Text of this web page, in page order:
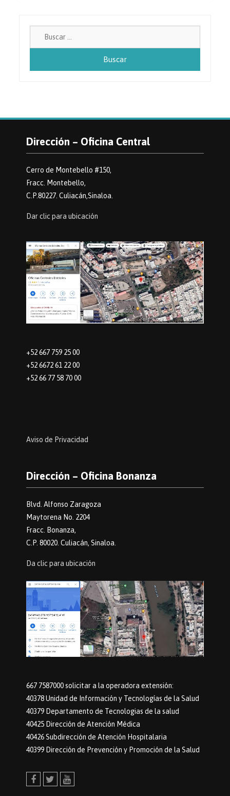
Dirección – Oficina Central
Cerro de Montebello #150,
Fracc. Montebello,
C.P.80227. Culiacán,Sinaloa.
Dar clic para ubicación
+52 667 759 25 00
+52 6672 61 22 00
+52 66 77 58 70 00
Aviso de Privacidad
Dirección – Oficina Bonanza
Blvd. Alfonso Zaragoza
Maytorena No. 2204
Fracc. Bonanza,
C.P. 80020. Culiacán, Sinaloa.
Da clic para ubicación
667 7587000 solicitar a la operadora extensión:
40378 Unidad de Información y Tecnologías de la Salud
40379 Departamento de Tecnologias de la salud
40425 Dirección de Atención Médica
40426 Subdirección de Atención Hospitalaria
40399 Dirección de Prevención y Promoción de la Salud